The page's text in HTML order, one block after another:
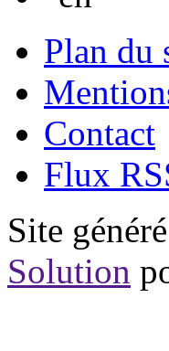
Plan du
Contact
Flux
Site
Solution